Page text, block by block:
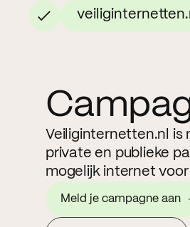
Veiliginternetten.nl is
private en publieke
mogelijk internet
Meld je campagne aan